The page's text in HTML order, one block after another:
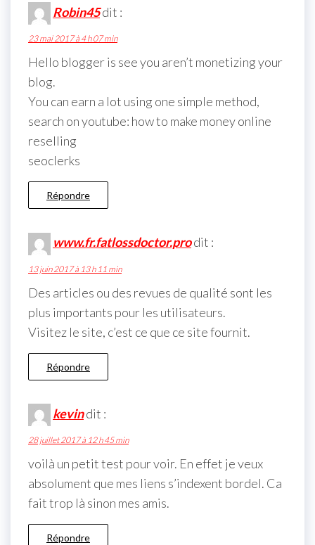
Robin45dit :
23 mai 2017 à 4 h 07 min
Hello blogger is see you aren’t monetizing your
blog.
You can earn a lot using one simple method,
search on youtube: how to make money online
reselling
seoclerks
Répondre
www.fr.fatlossdoctor.prodit :
13 juin 2017 à 13 h 11 min
Des articles ou des revues de qualité sont les
plus importants pour les utilisateurs.
Visitez le site, c’est ce que ce site fournit.
Répondre
kevindit :
28 juillet 2017 à 12 h 45 min
voilà un petit test pour voir. En effet je veux
absolument que mes liens s’indexent bordel. Ca
fait trop là sinon mes amis.
Répondre